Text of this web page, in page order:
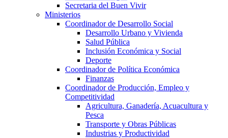
Secretaria del Buen Vivir
Ministerios
Coordinador de Desarrollo Social
Desarrollo Urbano y Vivienda
Salud Pública
Inclusión Económica y Social
Deporte
Coordinador de Política Económica
Finanzas
Coordinador de Producción, Empleo y
Competitividad
Agricultura, Ganadería, Acuacultura y
Pesca
Transporte y Obras Públicas
Industrias y Productividad